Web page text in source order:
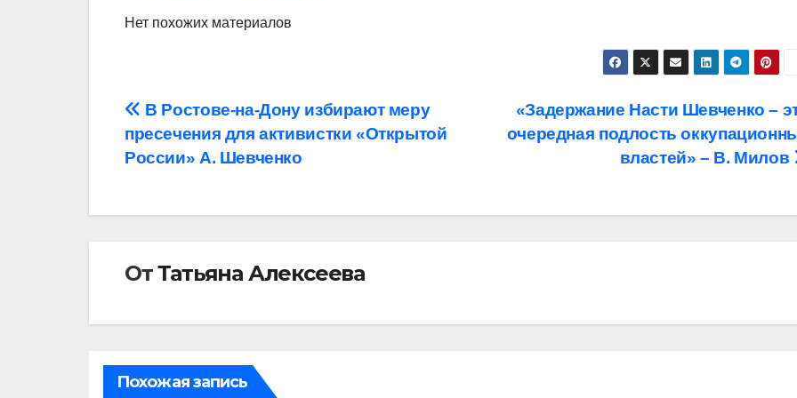
Нет похожих материалов
Навигация
по
«Задержание Насти Шевченко –
очередная подлость
властей» – В. Милов
В Ростове-на-Дону избирают меру
пресечения для активистки «Открытой
России» А. Шевченко
ОтТатьяна Алексеева
Похожая запись